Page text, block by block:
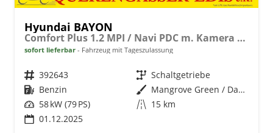
Hyundai BAYON
Comfort Plus 1.2 MPI / Navi PDC m. Kamera Klimaautom./ LED Sitz & Lenkr.Heiz/ Alu16
sofort lieferbar Fahrzeug mit Tageszulassung
Fahrzeugnr. 392643 Getriebe Schaltgetriebe
Kraftstoff Benzin Außenfarbe
Mangrove Green / Dach Schwarz
Leistung 58 kW (79 PS) Kilometerstand 15 km
01.12.2025